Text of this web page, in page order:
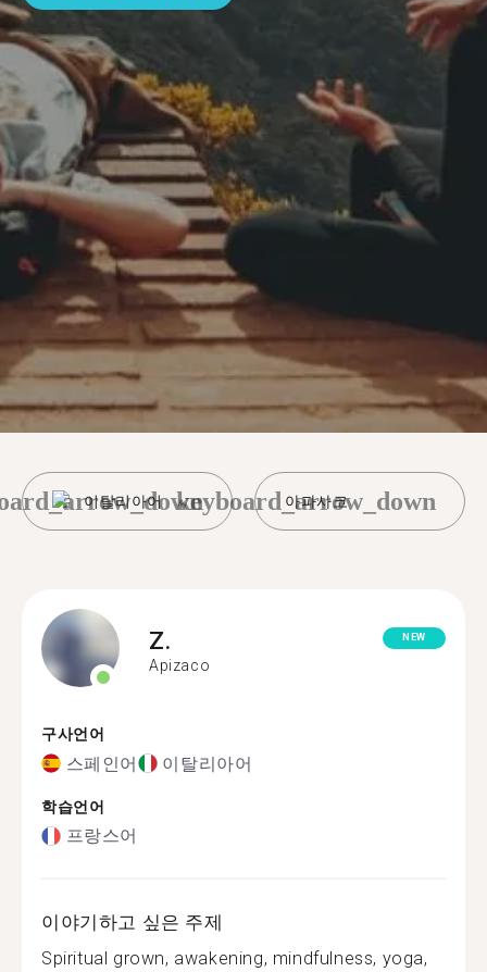
이탈리아어 아파사코
keyboard_arrow_down
Z.
Apizaco
NEW
구사언어
스페인어 이탈리아어
학습언어
프랑스어
이야기하고 싶은 주제
Spiritual grown, awakening, mindfulness, yoga,